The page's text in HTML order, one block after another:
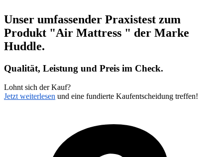
Unser umfassender Praxistest zum
Produkt "Air Mattress " der Marke
Huddle.
Qualität, Leistung und Preis im Check.
Lohnt sich der Kauf?
Jetzt weiterlesen und eine fundierte Kaufentscheidung treffen!